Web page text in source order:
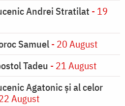
Andrei Stratilat - 19
Samuel- 20 August
Tadeu - 21 August
Agatonic şi al celor
August